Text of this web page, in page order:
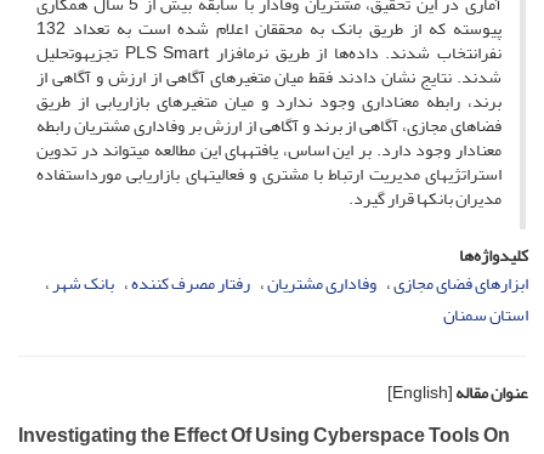
پیوسته که از طریق بانک به محققان اعلام شده است به تعداد 132
نفرانتخاب شدند. داده‌ها از طریق نرم‎افزار PLS Smart تجزیه‎وتحلیل
شدند. نتایج نشان دادند فقط میان متغیرهای آگاهی از ارزش و آگاهی از
برند، رابطه معناداری وجود ندارد و میان متغیرهای بازاریابی از طریق
فضاهای مجازی، آگاهی از برند و آگاهی از ارزش بر وفاداری مشتریان رابطه
معنادار وجود دارد. بر این اساس، یافته‎های این مطالعه می‎تواند در تدوین
استراتژی‎های مدیریت ارتباط با مشتری و فعالیت‎های بازاریابی مورداستفاده
مدیران بانک‎ها قرار گیرد.
کلیدواژه‌ها
ابزارهای فضای مجازی وفاداری مشتریان رفتار مصرف ‎کننده
بانک شهر
استان سمنان
عنوان مقاله[English]
Investigating the Effect Of Using Cyberspace Tools On